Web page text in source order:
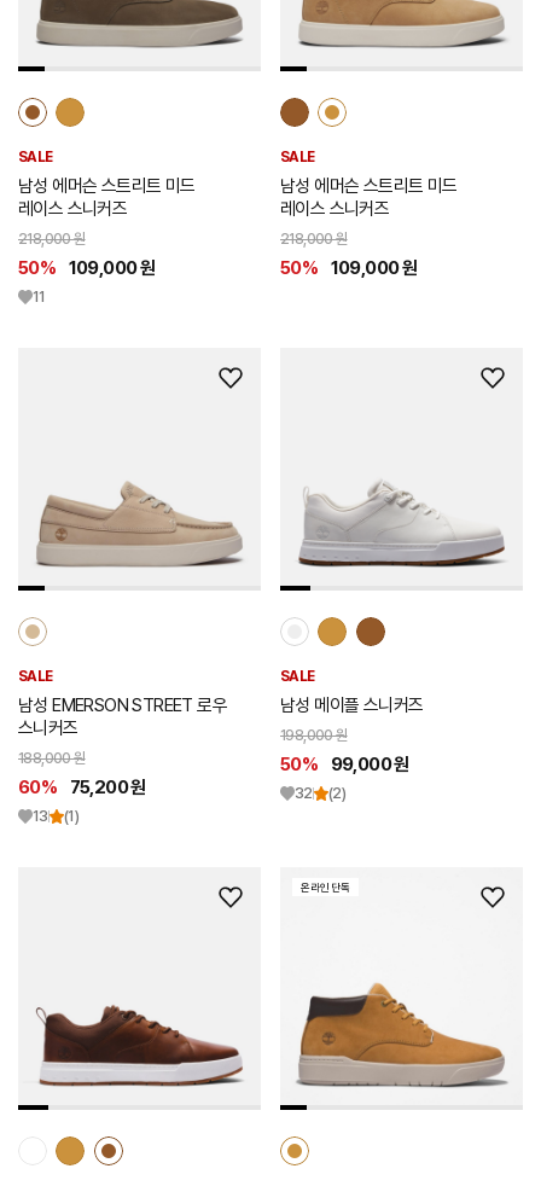
추
가
SALE
남성 에머슨 스트리트 미드
레이스 스니커즈
218,000 원
50% 109,000 원
11
추
가
SALE
남성 에머슨 스트리트 미드
레이스 스니커즈
218,000 원
50% 109,000 원
위
추
가
SALE
남성 EMERSON STREET 로우
스니커즈
188,000 원
60% 75,200 원
13 (1)
위
추
가
SALE
남성 메이플 스니커즈
198,000 원
50% 99,000 원
32 (2)
위
추
가
위
추
가
온라인 단독